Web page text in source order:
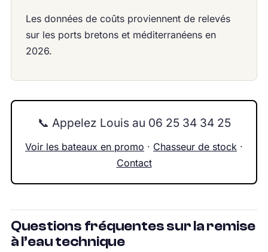
Les données de coûts proviennent de relevés
sur les ports bretons et méditerranéens en
2026.
📞 Appelez Louis au 06 25 34 34 25
Voir les bateaux en promo · Chasseur de stock ·
Contact
Questions fréquentes sur la remise
à l’eau technique